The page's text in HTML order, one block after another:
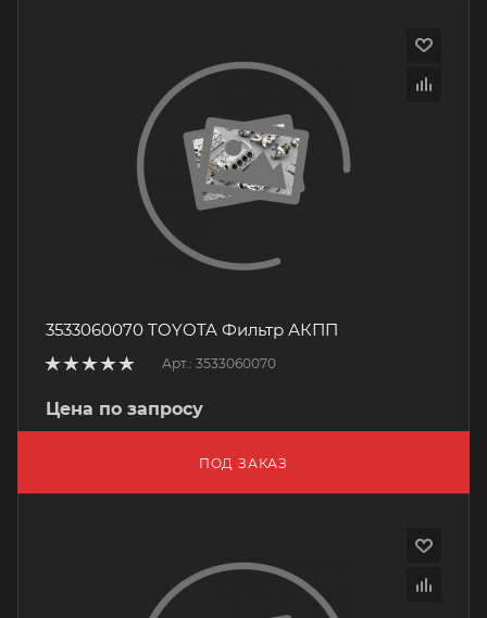
3533060070 TOYOTA Фильтр АКПП
Арт.: 3533060070
Цена по запросу
ПОД ЗАКАЗ